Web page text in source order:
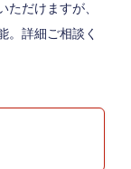
だけますが、
。詳細ご相談く